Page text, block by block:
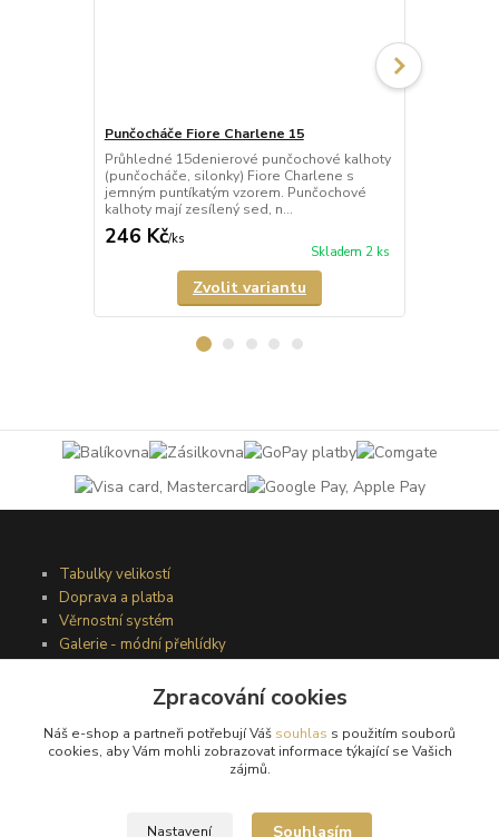
Punčocháče Fiore Charlene 15
Průhledné 15denierové punčochové kalhoty
(punčocháče, silonky) Fiore Charlene s
jemným puntíkatým vzorem. Punčochové
kalhoty mají zesílený sed, n...
246 Kč/ks
Skladem 2 ks
Zvolit variantu
Tabulky velikostí
Doprava a platba
Věrnostní systém
Galerie - módní přehlídky
Podmínky užití webového rozhraní
Obchodní podmínky
Zpracování cookies
Náš e-shop a partneři potřebují Váš souhlas s použitím souborů
cookies, aby Vám mohli zobrazovat informace týkající se Vašich
zájmů.
Nastavení Souhlasím